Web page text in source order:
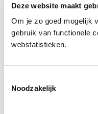
Deze website maakt
Om je zo goed mogelijk
gebruik van functionele
webstatistieken.
Noodzakelijk
Informatie
Sprekers:
Presentatie